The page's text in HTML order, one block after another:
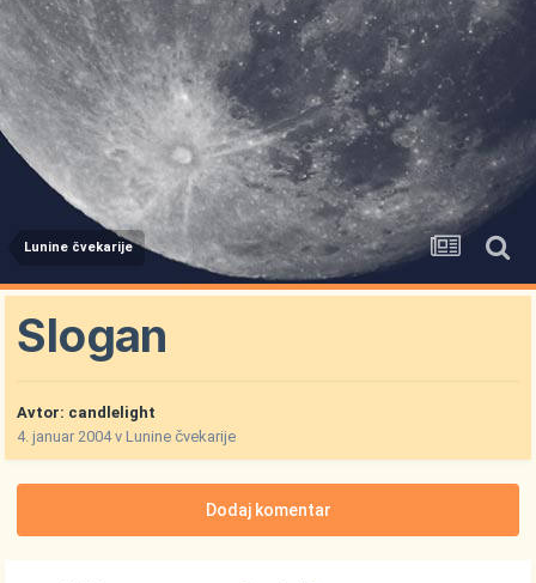
Lunine čvekarije
Slogan
Avtor: candlelight
4. januar 2004vLunine čvekarije
Dodaj komentar